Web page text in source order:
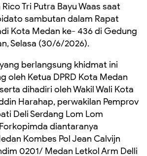
Tri Putra Bayu Waas saat
sambutan dalam Rapat
Kota Medan ke- 436 di Gedung
Selasa (30/6/2026).
berlangsung khidmat ini
oleh Ketua DPRD Kota Medan
dihadiri oleh Wakil Wali Kota
Harahap, perwakilan Pemprov
Deli Serdang Lom Lom
diantaranya
Kombes Pol Jean Calvijn
0201/ Medan Letkol Arm Delli